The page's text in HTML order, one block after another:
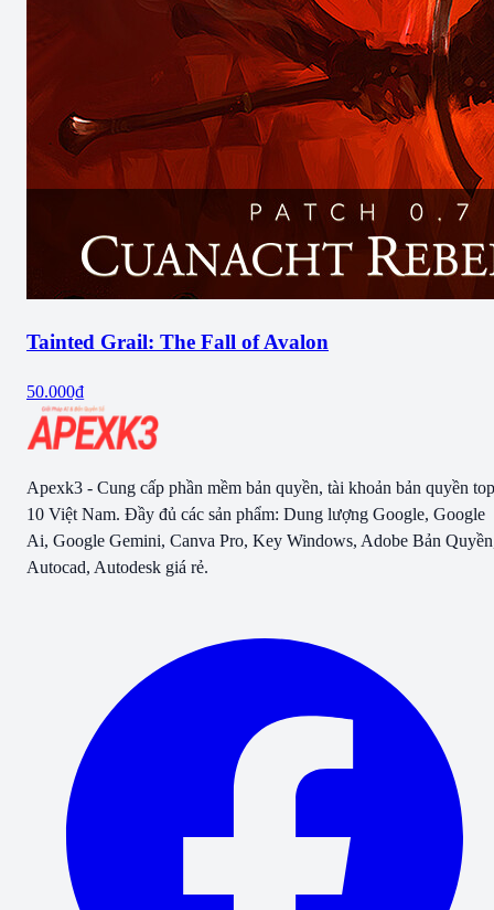
Tainted Grail: The Fall of Avalon
50.000₫
Apexk3 - Cung cấp phần mềm bản quyền, tài khoản bản quyền top
10 Việt Nam. Đầy đủ các sản phẩm: Dung lượng Google, Google
Ai, Google Gemini, Canva Pro, Key Windows, Adobe Bản
Autocad, Autodesk giá rẻ.